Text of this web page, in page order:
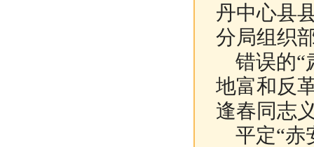
丹中心县
分局组织
错误的“
地富和反
逢春同志
平定“赤